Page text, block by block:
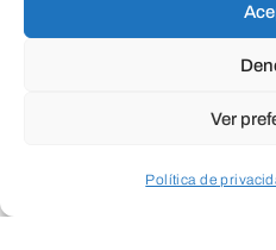
Ver
Política de